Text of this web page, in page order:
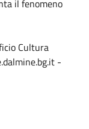
il fenomeno
Cultura
-